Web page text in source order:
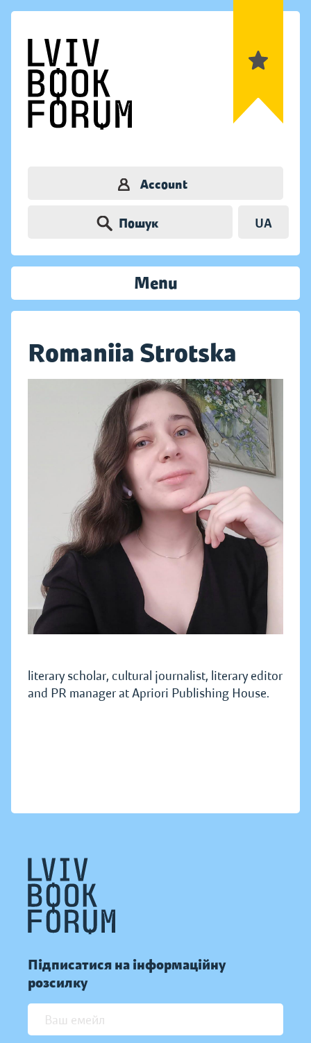
Account
Пошук UA
Menu
Romaniia Strotska
literary scholar, cultural journalist, literary editor
and PR manager at Apriori Publishing House.
Підписатися на інформаційну
розсилку